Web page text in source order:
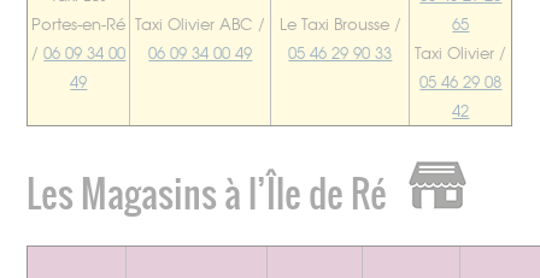
Portes-en-Ré
/06 09 34 00
49
Taxi Olivier ABC /
06 09 34 00 49
Le Taxi Brousse /
05 46 29 90 33
65
Taxi Olivier /
05 46 29 08
42
Les Magasins à l’Île de Ré